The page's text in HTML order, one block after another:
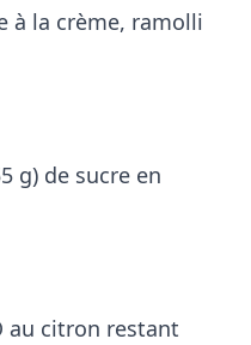
à la crème, ramolli
g) de sucre en
au citron restant